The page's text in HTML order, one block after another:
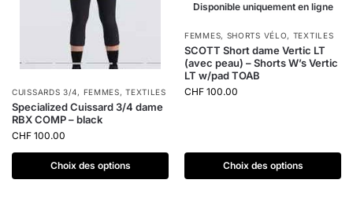
CUISSARDS 3/4, FEMMES,TEXTILES
Specialized Cuissard 3/4 dame
RBX COMP – black
CHF 100.00
Choix des options
Disponible uniquement en ligne
FEMMES, SHORTS VÉLO, TEXTILES
SCOTT Short dame Vertic LT
(avec peau) – Shorts W’s Vertic
LT w/pad TOAB
CHF 100.00
Choix des options